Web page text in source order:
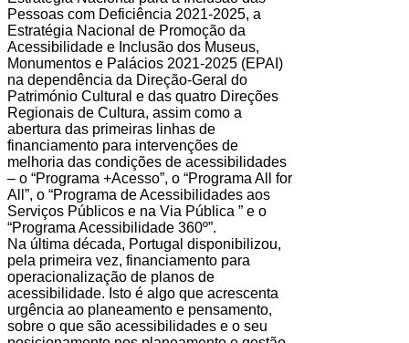
Pessoas com Deficiência 2021-2025, a
Estratégia Nacional de Promoção da
Acessibilidade e Inclusão dos Museus,
Monumentos e Palácios 2021-2025 (EPAI)
na dependência da Direção-Geral do
Património Cultural e das quatro Direções
Regionais de Cultura, assim como a
abertura das primeiras linhas de
financiamento para intervenções de
melhoria das condições de acessibilidades
– o “Programa +Acesso”, o “Programa All for
All”, o “Programa de Acessibilidades aos
Serviços Públicos e na Via Pública ” e o
“Programa Acessibilidade 360º”.
Na última década, Portugal disponibilizou,
pela primeira vez, financiamento para
operacionalização de planos de
acessibilidade. Isto é algo que acrescenta
urgência ao planeamento e pensamento,
sobre o que são acessibilidades e o seu